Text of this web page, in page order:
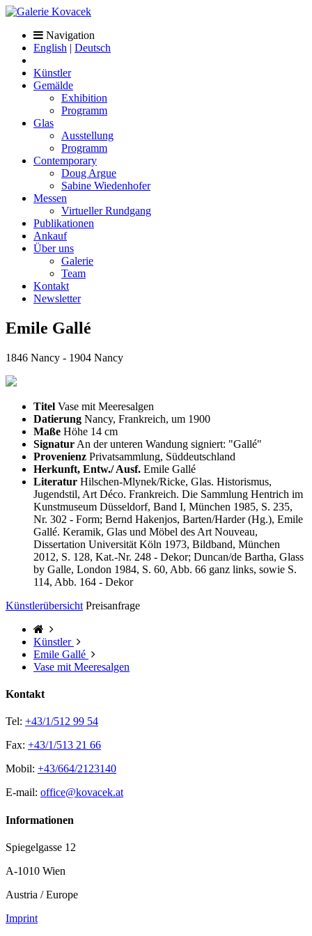
Navigation
English | Deutsch
Künstler
Gemälde
Exhibition
Programm
Glas
Ausstellung
Programm
Contemporary
Doug Argue
Sabine Wiedenhofer
Messen
Virtueller Rundgang
Publikationen
Ankauf
Über uns
Galerie
Team
Kontakt
Newsletter
Emile Gallé
1846 Nancy - 1904 Nancy
Titel Vase mit Meeresalgen
Datierung Nancy, Frankreich, um 1900
Maße Höhe 14 cm
Signatur An der unteren Wandung signiert: "Gallé"
Provenienz Privatsammlung, Süddeutschland
Herkunft, Entw./ Ausf. Emile Gallé
Literatur Hilschen-Mlynek/Ricke, Glas. Historismus,
Jugendstil, Art Déco. Frankreich. Die Sammlung Hentrich im
Kunstmuseum Düsseldorf, Band I, München 1985, S. 235,
Nr. 302 - Form; Bernd Hakenjos, Barten/Harder (Hg.), Emile
Gallé. Keramik, Glas und Möbel des Art Nouveau,
Dissertation Universität Köln 1973, Bildband, München
2012, S. 128, Kat.-Nr. 248 - Dekor; Duncan/de Bartha, Glass
by Galle, London 1984, S. 60, Abb. 66 ganz links, sowie S.
114, Abb. 164 - Dekor
Künstlerübersicht Preisanfrage
Künstler
Emile Gallé
Vase mit Meeresalgen
Kontakt
Tel: +43/1/512 99 54
Fax: +43/1/513 21 66
Mobil: +43/664/2123140
E-mail: office@kovacek.at
Informationen
Spiegelgasse 12
A-1010 Wien
Austria / Europe
Imprint